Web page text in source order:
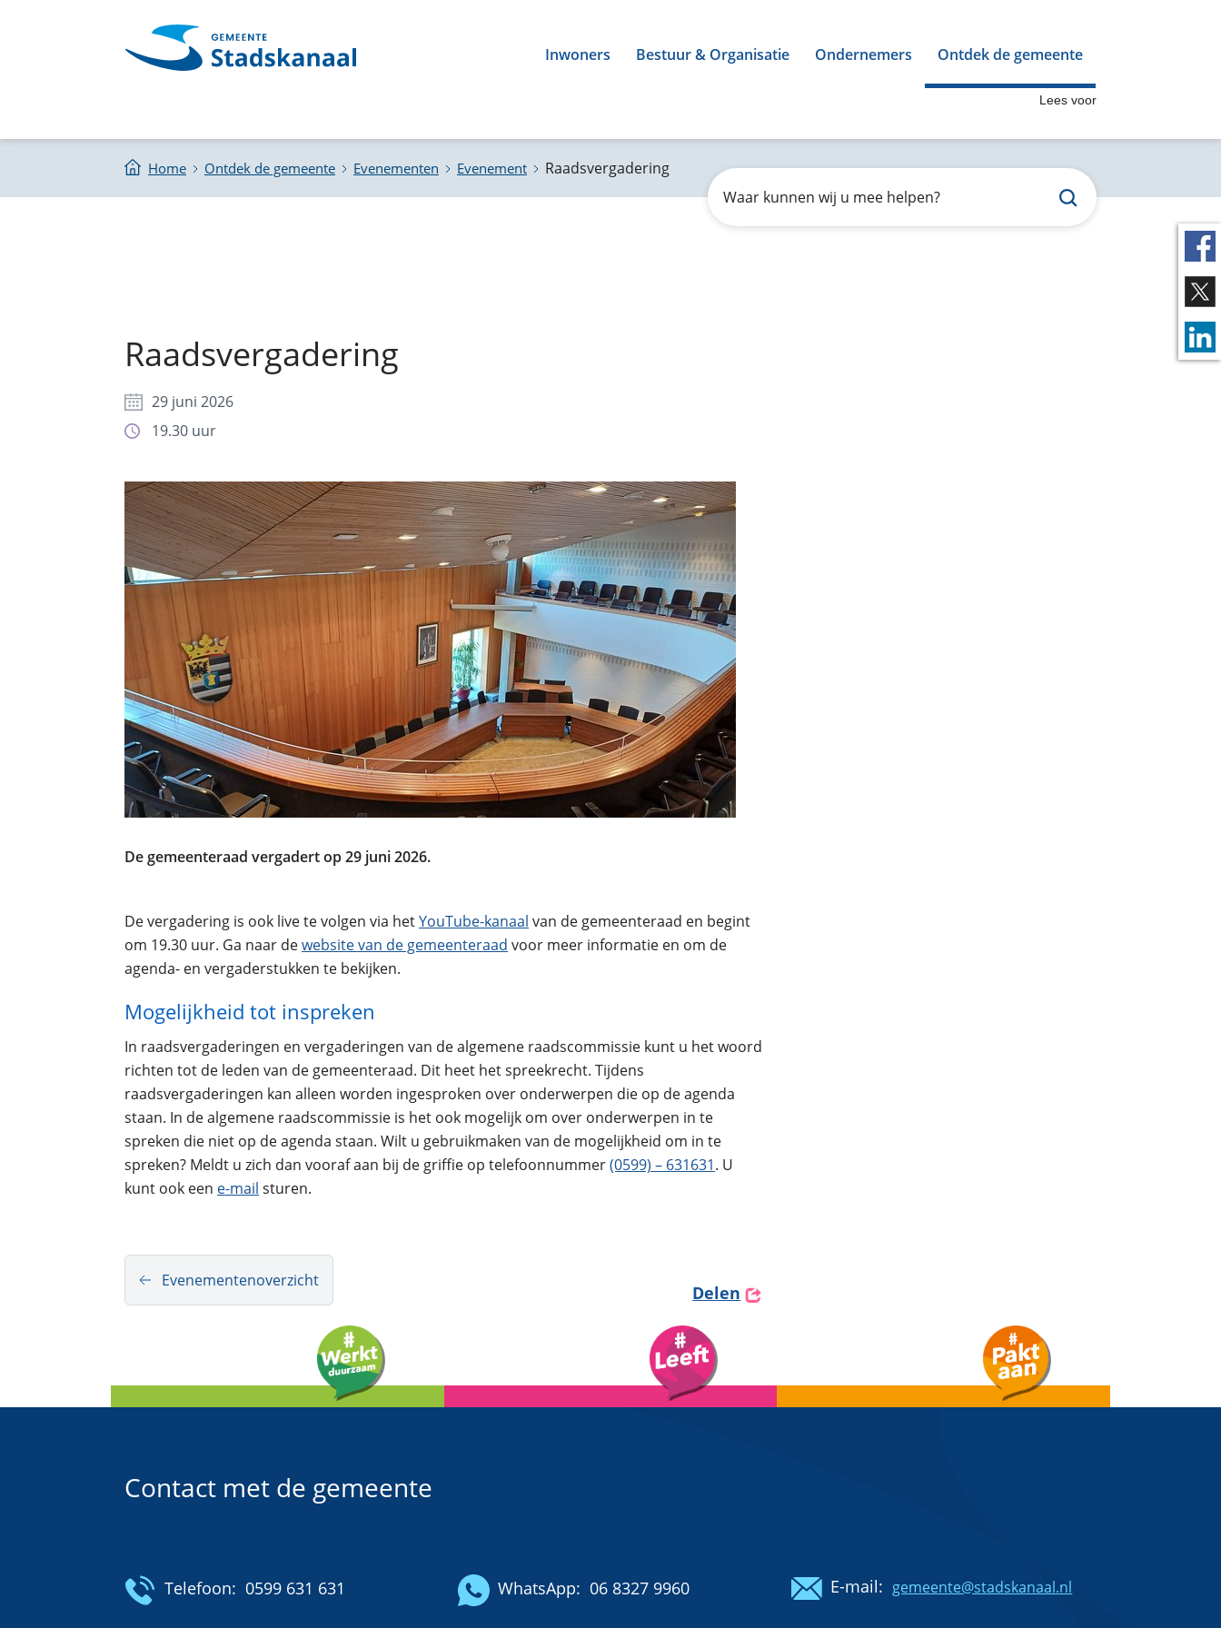
Inwoners Bestuur & Organisatie Ondernemers Ontdek de gemeente
Lees voor
Home Ontdek de gemeente Evenementen Evenement Raadsvergadering Zoeken
Waar
Raadsvergadering
29 juni 2026
19.30 uur
De gemeenteraad vergadert op 29 juni 2026.
De vergadering is ook live te volgen via hetYouTube-kanaal van de gemeenteraad en begint
om 19.30 uur. Ga naar dewebsite van de gemeenteraad voor meer informatie en om de
agenda- en vergaderstukken te bekijken.
Mogelijkheid tot inspreken
In raadsvergaderingen en vergaderingen van de algemene raadscommissie kunt u het woord
richten tot de leden van de gemeenteraad. Dit heet het spreekrecht. Tijdens
raadsvergaderingen kan alleen worden ingesproken over onderwerpen die op de agenda
staan. In de algemene raadscommissie is het ook mogelijk om over onderwerpen in te
spreken die niet op de agenda staan. Wilt u gebruikmaken van de mogelijkheid om in te
spreken? Meldt u zich dan vooraf aan bij de griffie op telefoonnummer(0599) – 631631. U
kunt ook een e-mail sturen.
Evenementenoverzicht
Delen
Contact met de gemeente
Telefoon: 0599 631 631 WhatsApp: 06 8327 9960 E-mail: gemeente@stadskanaal.nl